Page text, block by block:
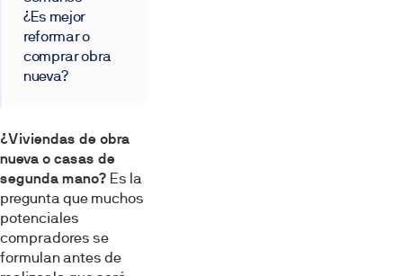
¿Viviendas de obra
nueva o casas de
segunda mano? Es la
pregunta que muchos
potenciales
compradores se
formulan antes de
¿Es mejor
reformar o
comprar obra
nueva?